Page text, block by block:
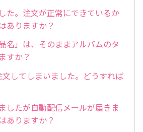
た。注文が正常にできているか
ありますか？
名」は、そのままアルバムのタ
すか？
してしまいました。どうすれば
したが自動配信メールが届きま
ありますか？